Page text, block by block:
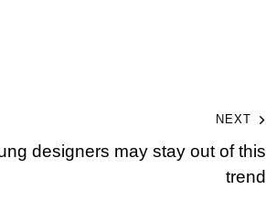
NEXT
designers may stay out of this
trend